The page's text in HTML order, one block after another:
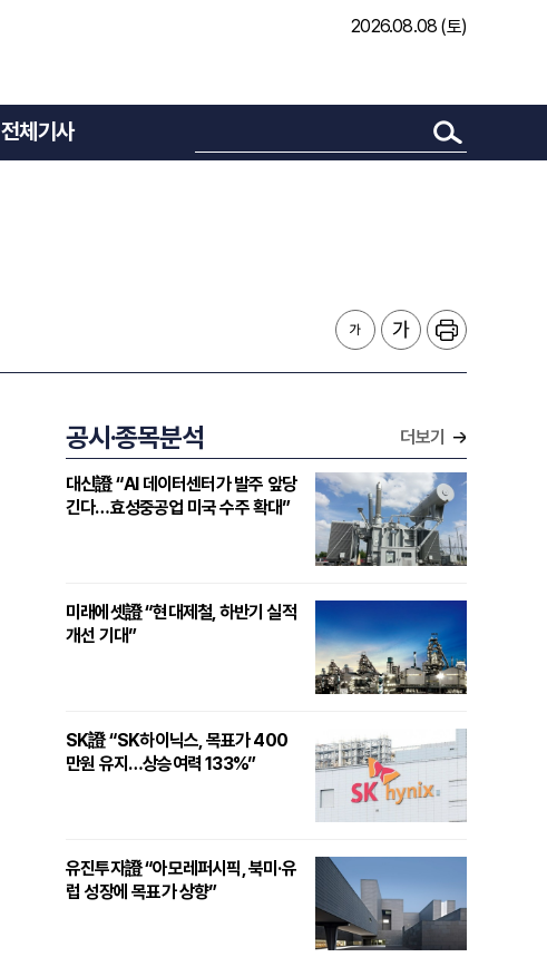
2026.08.08 (토)
전체기사
공시·종목분석 더보기
대신證 “AI 데이터센터가 발주 앞당
긴다…효성중공업 미국 수주 확대”
미래에셋證 “현대제철, 하반기 실적
개선 기대”
SK證 “SK하이닉스, 목표가 400
만원 유지…상승여력 133%”
유진투자證 “아모레퍼시픽, 북미·유
럽 성장에 목표가 상향”